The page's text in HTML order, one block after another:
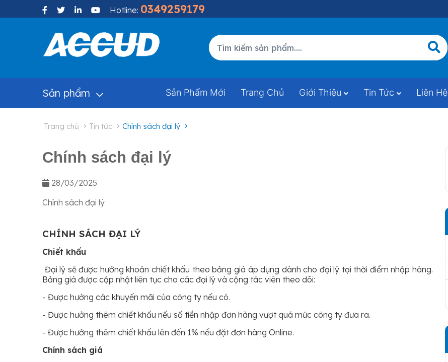
Hotline: 0349259179
Sản phẩm Sản Phẩm Mới Trang Chủ Giới Thiệu Tin Tức Liên Hệ
trang chủ tin tức chính sách đại lý
Chính sách đại lý
28/03/2025
Chính sách đại lý
CHÍNH SÁCH ĐẠI LÝ
Chiết khấu
Đại lý sẽ được hưởng khoản chiết khấu theo bảng giá áp dụng dành cho đại lý tại thời điểm nhập hàng.
Bảng giá được cập nhật liên tục cho các đại lý và cộng tác viên theo dõi:
- Được hưởng các khuyến mãi của công ty nếu có.
- Được hưởng thêm chiết khấu nếu số tiền nhập đơn hàng vượt quá mức công ty đưa ra.
- Được hưởng thêm chiết khấu lên đến 1% nếu đặt đơn hàng Online.
Chính sách giá